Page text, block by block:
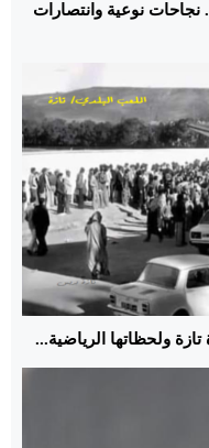
نوعية وانتصارات
ولحظاتها الرياضية...